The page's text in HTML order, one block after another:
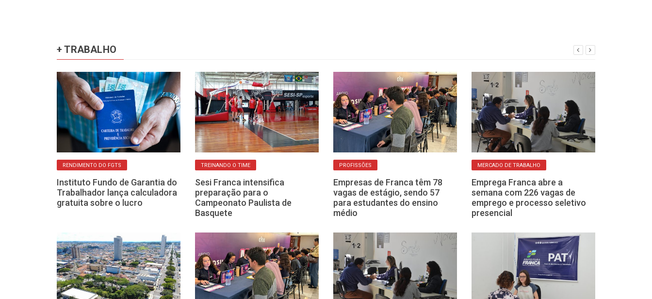
+ TRABALHO
RENDIMENTO DO FGTS
Instituto Fundo de Garantia do
Trabalhador lança calculadora
gratuita sobre o lucro
TREINANDO O TIME
Sesi Franca intensifica
preparação para o
Campeonato Paulista de
Basquete
PROFISSÕES
Empresas de Franca têm 78
vagas de estágio, sendo 57
para estudantes do ensino
médio
MERCADO DE TRABALHO
Emprega Franca abre a
semana com 226 vagas de
emprego e processo seletivo
presencial